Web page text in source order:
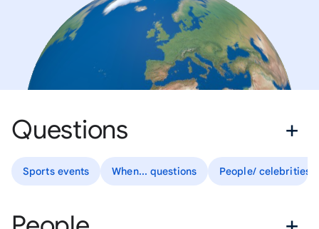
Questions
Sports events When... questions People/ celebrities